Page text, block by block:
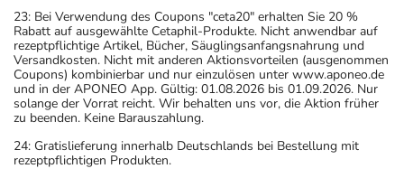
23: Bei Verwendung des Coupons "ceta20" erhalten Sie 20 %
Rabatt auf ausgewählte Cetaphil-Produkte. Nicht anwendbar auf
rezeptpflichtige Artikel, Bücher, Säuglingsanfangsnahrung und
Versandkosten. Nicht mit anderen Aktionsvorteilen (ausgenommen
Coupons) kombinierbar und nur einzulösen unter www.aponeo.de
und in der APONEO App. Gültig: 01.08.2026 bis 01.09.2026. Nur
solange der Vorrat reicht. Wir behalten uns vor, die Aktion früher
zu beenden. Keine Barauszahlung.
24: Gratislieferung innerhalb Deutschlands bei Bestellung mit
rezeptpflichtigen Produkten.